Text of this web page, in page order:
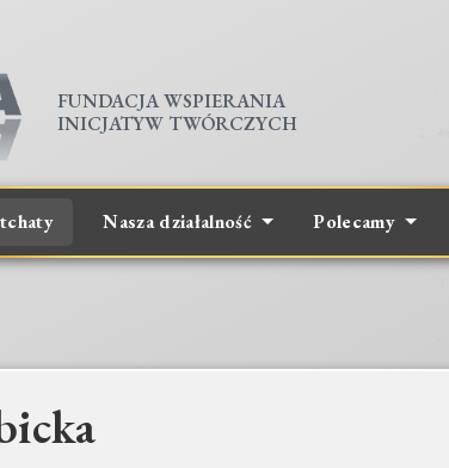
FUNDACJA WSPIERANIA
INICJATYW TWÓRCZYCH
Nasza działalność Polecamy